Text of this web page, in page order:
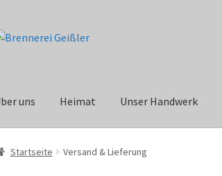
uns Heimat Unser Handwerk
Startseite Versand & Lieferung